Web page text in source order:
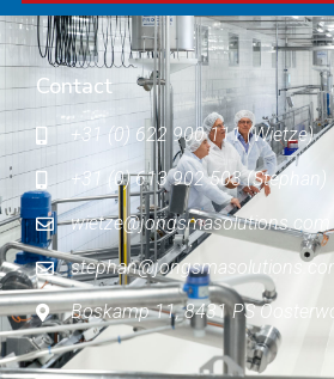
Contact
+31 (0) 622 900 111 (Wietze)
+31 (0) 613 902 503 (Stephan)
wietze@jongsmasolutions.com
Boskamp 11, 8431 PS